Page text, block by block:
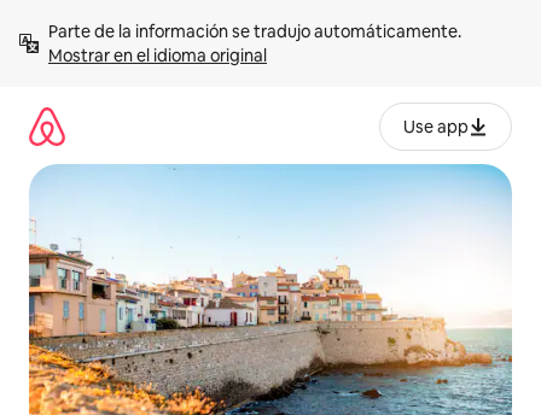
contenidoMostrar en el idioma original
Use app